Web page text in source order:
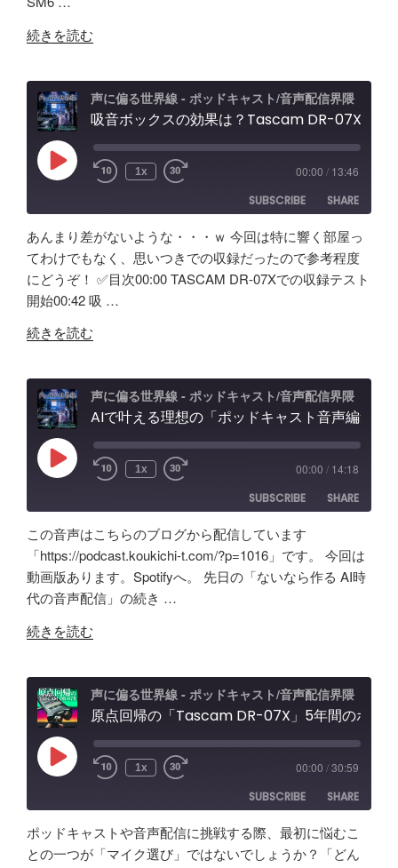
XLR
Pro
ュ
ー
フ
＆
ノ
イ
キ
ャ
効
果
と
能
EMBED
"Elgato
PRO
試
て
ん
な
製
品？
ポ
ド
キ
ャ
ト
者
け
エ
ル
ト
オ
ー
ィ
タ
続きを読む
声に偏る世界線 - ポッドキャスト/音声配信界隈
Play
Episode 1x 00:00 / 13:46
SUBSCRIBE
SHARE
Amazon
Apple Podcasts
RSS
Spotify
RSS FEED
SHARE
LINK
EMBED
あんまり差がないような・・・ｗ 今回は特に響く部屋っ
てわけでもなく、思いつきでの収録だったので参考程度
にどうぞ！ ✅️目次00:00 TASCAM DR-07Xでの収録テスト
開始00:42 吸 …
"吸
ボ
ッ
ク
の
Tascam
DR-
07X&TroyStudio
で
録
＆
検
証"
続きを読む
声に偏る世界線 - ポッドキャスト/音声配信界隈
Play
Episode 1x 00:00 / 14:18
SUBSCRIBE
SHARE
Amazon
Apple Podcasts
RSS
Spotify
RSS FEED
SHARE
LINK
EMBED
この音声はこちらのブログから配信しています
「https://podcast.koukichi-t.com/?p=1016」です。 今回は
動画版あります。Spotifyへ。 先日の「ないなら作る AI時
代の音声配信」の続き …
"AI
え
る
想
ド
キ
続きを読む
声に偏る世界線 - ポッドキャスト/音声配信界隈
Play
Episode 1x 00:00 /30:59
SUBSCRIBE
SHARE
Amazon Apple Podcasts
SHARE
ポッドキャストや音声配信に挑戦する際、最初に悩むこ
との一つが「マイク選び」ではないでしょうか？「どん